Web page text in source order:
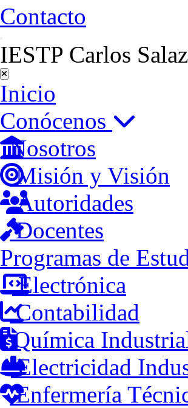
Contacto
IESTP Carlos
Inicio
Conócenos
Nosotros
Misión y Visión
Autoridades
Docentes
Programas de
Electrónica
Contabilidad
Química
Electricidad
Enfermería